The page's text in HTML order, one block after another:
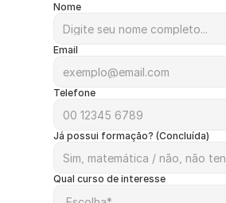
Nome
Email
Telefone
Já possui formação? (Concluída)
Qual curso de interesse